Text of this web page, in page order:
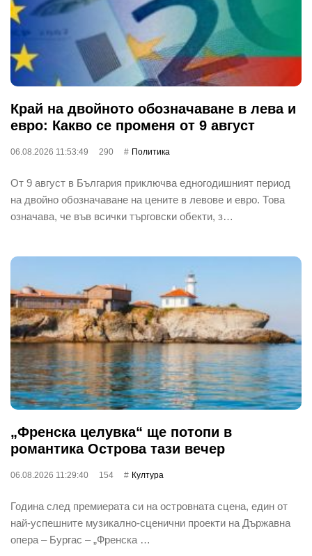
Край на двойното обозначаване в лева и
евро: Какво се променя от 9 август
06.08.2026 11:53:49 290 Политика
От 9 август в България приключва едногодишният период
на двойно обозначаване на цените в левове и евро. Това
означава, че във всички търговски обекти, з…
„Френска целувка“ ще потопи в
романтика Острова тази вечер
06.08.2026 11:29:40 154 Култура
Година след премиерата си на островната сцена, един от
най‐успешните музикално-сценични проекти на Държавна
опера – Бургас – „Френска …